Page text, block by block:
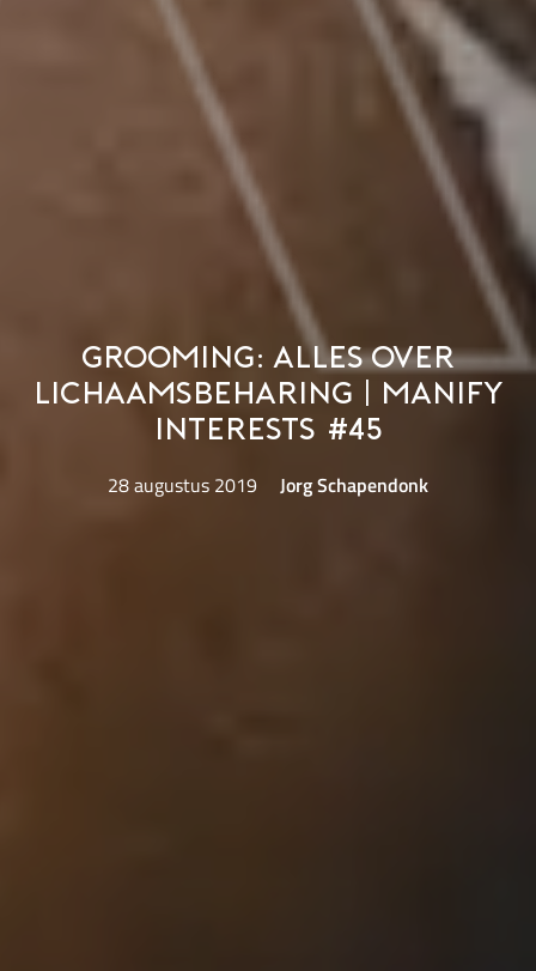
Grooming: alles over
lichaamsbeharing | Manify
Interests #45
28 augustus 2019 Jorg Schapendonk